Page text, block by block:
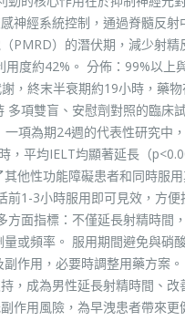
神經系統控制，通過脊髓反
PMRD）的潛伏期，減少射
度約42%。 分佈：99%以上
，終末半衰期約19小時，藥
項雙盲、安慰劑對照的臨床
項為期24週的代表性研究中
平均IELT均顯著延長（
他性功能障礙患者和同時服
1-3小時服用即可見效，方
面指標：不僅延長射精時間
或頻率。 服用期間避免與硝
作用，必要時調整用藥方案
，成為男性延長射精時間、
作用風險，為早洩患者帶來更